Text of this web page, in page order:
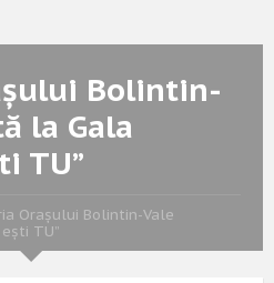
Bolintin-
la Gala
TU”
Orașului Bolintin-Vale
TU”